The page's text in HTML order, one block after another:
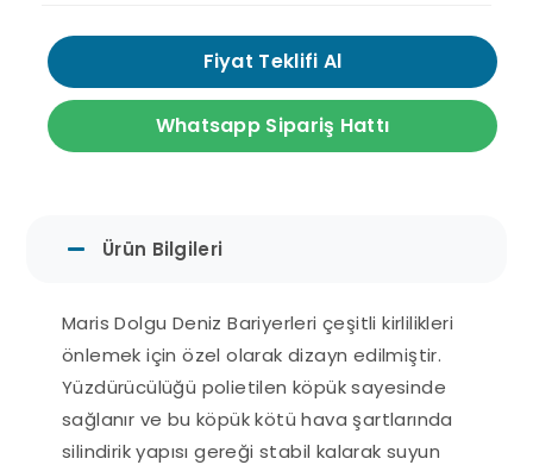
Fiyat Teklifi Al
Whatsapp Sipariş Hattı
Ürün Bilgileri
Maris Dolgu Deniz Bariyerleri çeşitli kirlilikleri
önlemek için özel olarak dizayn edilmiştir.
Yüzdürücülüğü polietilen köpük sayesinde
sağlanır ve bu köpük kötü hava şartlarında
silindirik yapısı gereği stabil kalarak suyun